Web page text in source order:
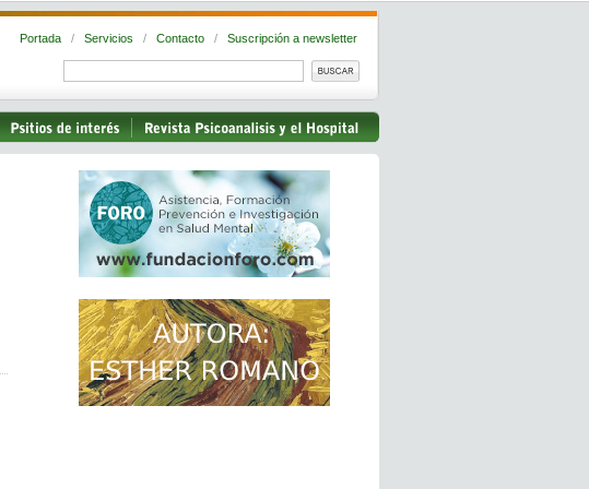
Portada / Servicios / Contacto / Suscripción a newsletter